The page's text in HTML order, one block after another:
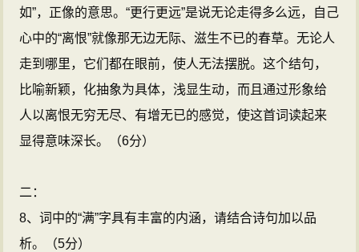
如”，正像的意思。“更行更远”是说无论走得多么远，自己
心中的“离恨”就像那无边无际、滋生不已的春草。无论人
走到哪里，它们都在眼前，使人无法摆脱。这个结句，
比喻新颖，化抽象为具体，浅显生动，而且通过形象给
人以离恨无穷无尽、有增无已的感觉，使这首词读起来
显得意味深长。（6分）
二：
8、词中的“满”字具有丰富的内涵，请结合诗句加以品
析。（5分）